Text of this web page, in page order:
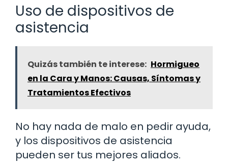
Uso de dispositivos de
asistencia
Quizás también te interese: Hormigueo
en la Cara y Manos: Causas, Síntomas y
Tratamientos Efectivos
No hay nada de malo en pedir ayuda,
y los dispositivos de asistencia
pueden ser tus mejores aliados.